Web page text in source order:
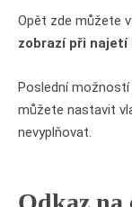
Opět zde můžete
zobrazí při najetí
Poslední
můžete nastavit
nevyplňovat.